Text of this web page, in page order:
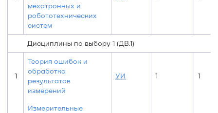
мехатронных и
робототехнических
систем
Дисциплины по выбору 1 (ДВ.1)
1
Теория ошибок и
обработка
результатов
измерений
УИ 1 1
Измерительные